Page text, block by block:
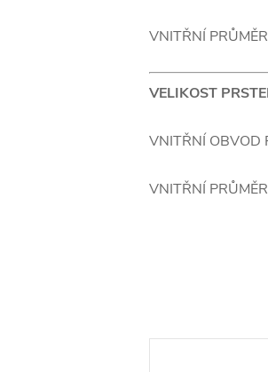
VNITŘNÍ
VELIKOST
VNITŘNÍ OBVOD
VNITŘNÍ